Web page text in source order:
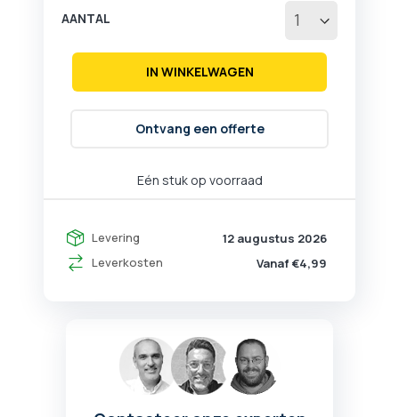
Eén stuk op voorraad
Levering
12 augustus 2026
Leverkosten
Vanaf €4,99
AANTAL
IN WINKELWAGEN
Ontvang een offerte